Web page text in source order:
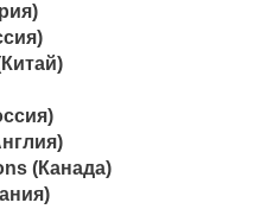
(Канада)